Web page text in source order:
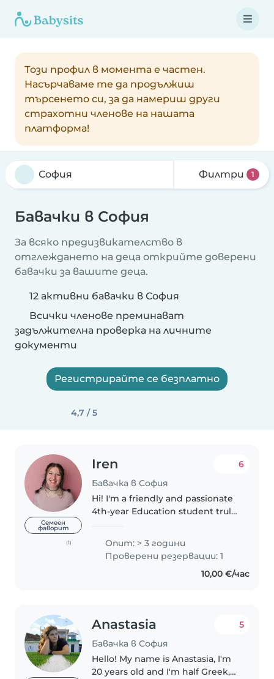
Този профил в момента е частен.
Насърчаваме те да продължиш
търсенето си, за да намериш други
страхотни членове на нашата
платформа!
Филтри 1
Бавачки в София
За всяко предизвикателство в
отглеждането на деца открийте доверени
бавачки за вашите деца.
12 активни бавачки в София
Всички членове преминават
задължителна проверка на личните
документи
Регистрирайте се безплатно
4,7 / 5
Семеен
фаворит
(1)
Iren
Бавачка в София
6
Hi! I'm a friendly and passionate
4th-year Education student truly
studies, I have gained valuable
hands-on experience working..
Опит: > 3 години
Проверени резервации: 1
10,00 €/час
Anastasia
Бавачка в София
5
Hello! My name is Anastasia, I'm
20 years old and I'm half Greek,